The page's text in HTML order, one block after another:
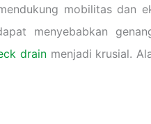
mobilitas dan
menyebabkan
drainmenjadi krusial.